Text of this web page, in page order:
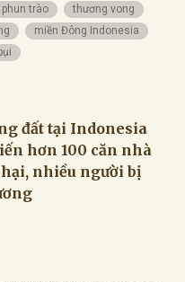
phun trào
thương vong
miền Đông Indonesia
đất tại Indonesia
hơn 100 căn nhà
nhiều người bị